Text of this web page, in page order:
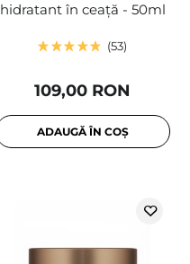
hidratant în ceață - 50ml
53
109,00 RON
ADAUGĂ ÎN COȘ